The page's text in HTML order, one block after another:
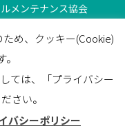
メンテナンス協会
7561
め、クッキー(Cookie)
ては、「プライバシー
さい。
バシーポリシー